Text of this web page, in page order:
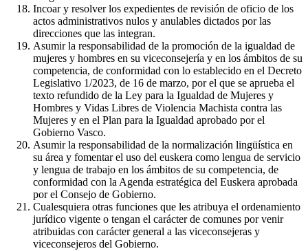
Incoar y resolver los expedientes de revisión de oficio de los
actos administrativos nulos y anulables dictados por las
direcciones que las integran.
Asumir la responsabilidad de la promoción de la igualdad de
mujeres y hombres en su viceconsejería y en los ámbitos de su
competencia, de conformidad con lo establecido en el Decreto
Legislativo 1/2023, de 16 de marzo, por el que se aprueba el
texto refundido de la Ley para la Igualdad de Mujeres y
Hombres y Vidas Libres de Violencia Machista contra las
Mujeres y en el Plan para la Igualdad aprobado por el
Gobierno Vasco.
Asumir la responsabilidad de la normalización lingüística en
su área y fomentar el uso del euskera como lengua de servicio
y lengua de trabajo en los ámbitos de su competencia, de
conformidad con la Agenda estratégica del Euskera aprobada
por el Consejo de Gobierno.
Cualesquiera otras funciones que les atribuya el ordenamiento
jurídico vigente o tengan el carácter de comunes por venir
atribuidas con carácter general a las viceconsejeras y
viceconsejeros del Gobierno.